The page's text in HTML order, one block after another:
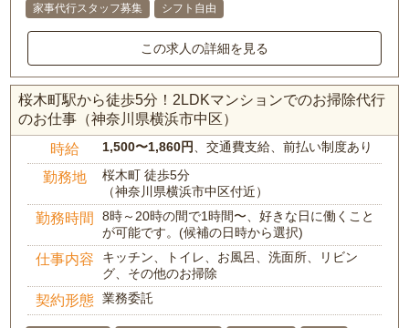
家事代行スタッフ募集
シフト自由
この求人の詳細を見る
桜木町駅から徒歩5分！2LDKマンションでのお掃除代行
のお仕事（神奈川県横浜市中区）
時給 1,500〜1,860円、交通費支給、前払い制度あり
勤務地
桜木町 徒歩5分
（神奈川県横浜市中区付近）
勤務時間
8時～20時の間で1時間〜、好きな日に働くこと
が可能です。(候補の日時から選択)
仕事内容
キッチン、トイレ、お風呂、洗面所、リビン
グ、その他のお掃除
契約形態 業務委託